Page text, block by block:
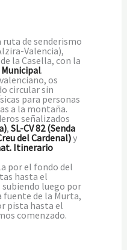
de senderismo
Valencia),
la Casella, con la
.
os
circular sin
para personas
a la montaña.
señalizados
, SL-CV 82 (Senda
del Cardenal)y
Itinerario
por el fondo del
hasta el
luego por
fuente de la Murta,
pista hasta el
comenzado.